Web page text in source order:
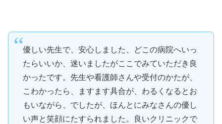
優しい先生で、安心しました、どこの病院へいっ
たらいいか、迷いましたがここでみていただき良
かったです。先生や看護師さんや受付のかたが、
こわかったら、ますます具合が、わるくなるとお
もいながら、でしたが、ほんとにみなさんの優し
い声と笑顔にたすられました。良いクリニックで